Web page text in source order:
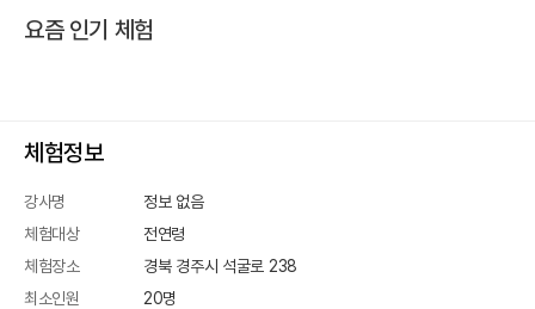
요즘 인기 체험
체험정보
강사명
정보 없음
체험대상
전연령
체험장소
경북 경주시 석굴로 238
최소인원
20명